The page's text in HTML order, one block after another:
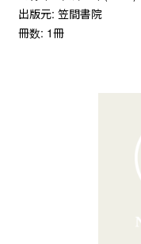
出版元: 笠間書院
冊数: 1冊